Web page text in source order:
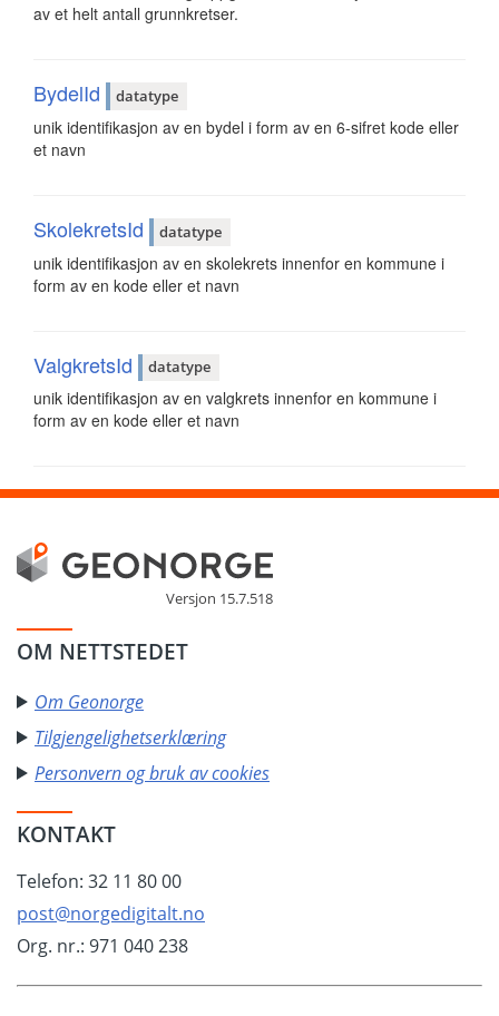
av et helt antall grunnkretser.
BydelId datatype
unik identifikasjon av en bydel i form av en 6-sifret kode eller
et navn
SkolekretsId datatype
unik identifikasjon av en skolekrets innenfor en kommune i
form av en kode eller et navn
ValgkretsId datatype
unik identifikasjon av en valgkrets innenfor en kommune i
form av en kode eller et navn